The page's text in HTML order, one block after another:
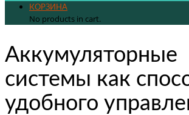
КОРЗИНА
No products in cart.
Аккумуляторные
системы как
удобного